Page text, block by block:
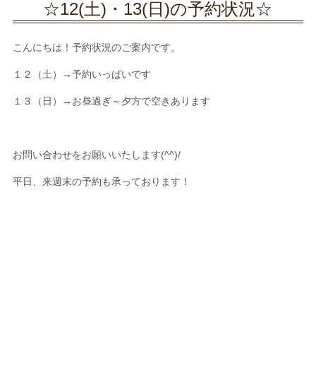
☆12(土)・13(日)の予約状況☆
こんにちは！予約状況のご案内です。
１２（土）→予約いっぱいです
１３（日）→お昼過ぎ～夕方で空きあります
お問い合わせをお願いいたします(^^)/
平日、来週末の予約も承っております！